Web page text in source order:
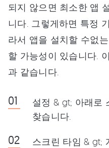
되지 않으면 최소한 앱
니다. 그렇게하면 특정
라서 앱을 설치할 수없
할 가능성이 있습니다.
과 같습니다.
설정 & gt; 아래로
찾습니다.
스크린 타임 & gt;